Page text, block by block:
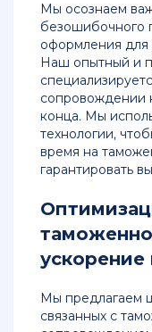
Мы осознаем
безошибочного
оформления для
Наш опытный и
сопровождении
конца. Мы
технологии,
время на
гарантировать
ускорение
Мы предлагаем
связанных с